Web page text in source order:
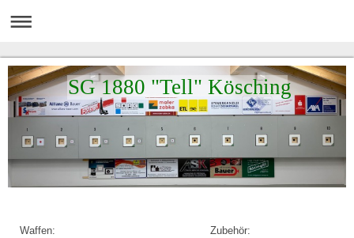
SG 1880 "Tell" Kösching
Waffen:
Zubehör: